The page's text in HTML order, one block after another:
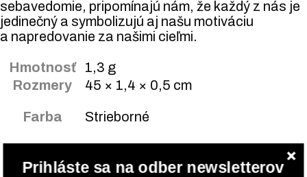
sebavedomie, pripomínajú nám, že každý z nás je
jedinečný a symbolizujú aj našu motiváciu
a napredovanie za našimi cieľmi.
Hmotnosť
1,3 g
Rozmery
45 × 1,4 × 0,5 cm
Farba Strieborné
Druh šperkuNáhrdelníky
Prihláste sa na odber newsletterov